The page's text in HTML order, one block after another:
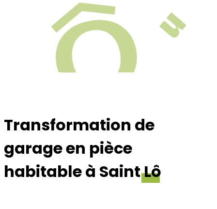
Transformation de
garage en pièce
habitable à SaintLô